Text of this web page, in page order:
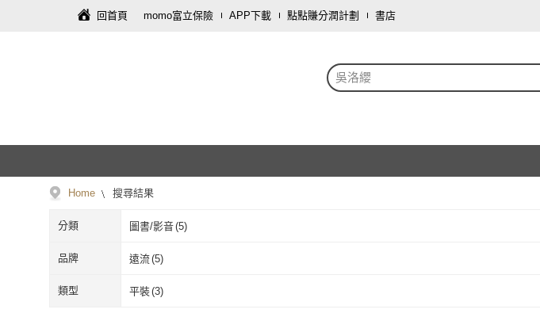
回首頁 momo富立保險 APP下載 點點賺分潤計劃 書店
吳洛纓
Home 搜尋結果
分類 圖書/影音(5)
品牌 遠流(5)
遠流
類型 平裝(3)